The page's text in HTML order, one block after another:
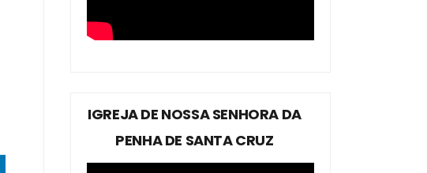
IGREJA DE NOSSA SENHORA DA
PENHA DE SANTA CRUZ